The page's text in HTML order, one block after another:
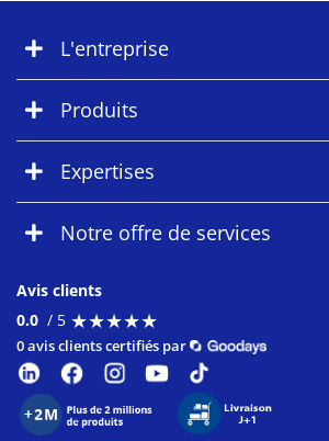
L'entreprise
Produits
Expertises
Notre offre de services
Avis clients
0.0 / 5 ★★★★★
★★★★★
0 avis clients certifiés par